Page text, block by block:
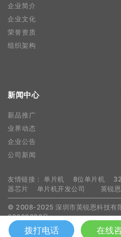
企业简介
企业文化
荣誉资质
组织架构
新闻中心
新品推广
业界动态
企业公告
公司新闻
友情链接： 单片机 8位单片机
器芯片
单片机开发公司 英锐
© 2008-2025 深圳市英锐恩科技有
09008620号
拨打电话 在线